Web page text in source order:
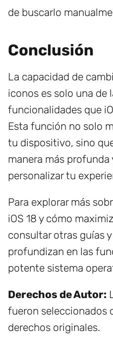
de buscarlo
Conclusión
La capacidad de
iconos es solo una de
funcionalidades que
Esta función no solo
tu dispositivo, sino
manera más
personalizar tu
Para explorar más
iOS 18 y cómo
consultar otras guías
profundizan en las
potente sistema
Derechos de Autor:
fueron seleccionados
derechos originales.